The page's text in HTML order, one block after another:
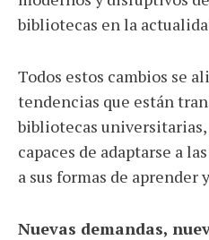
bibliotecas en la
Todos estos cambios se
tendencias que están
bibliotecas universitarias,
capaces de adaptarse a
a sus formas de aprender
Nuevas demandas,